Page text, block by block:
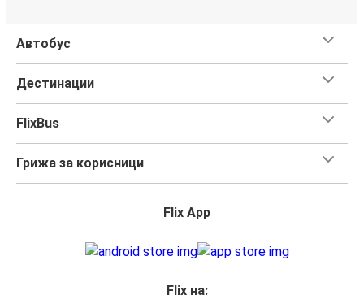
Автобус
Дестинации
FlixBus
Грижа за корисници
Flix App
Flix на: